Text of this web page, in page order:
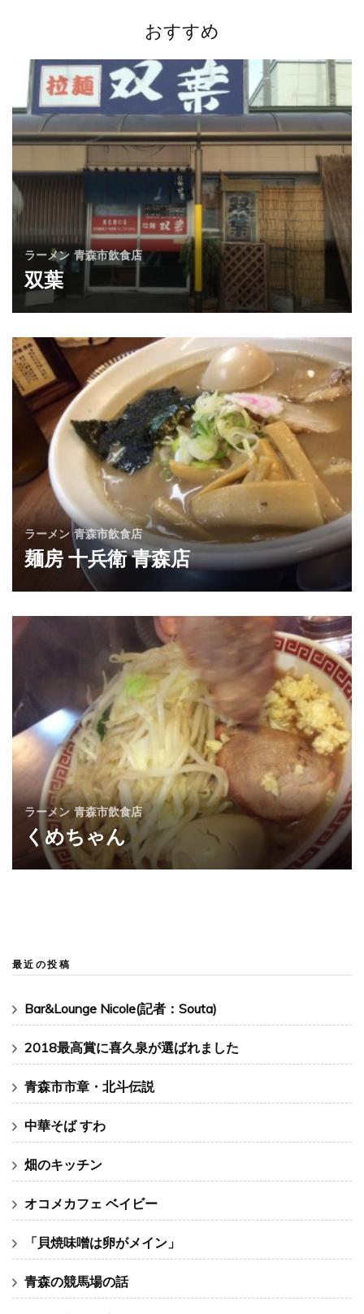
ョ
ン
おすすめ
ラーメン 青森市飲食店
双葉
ラーメン 青森市飲食店
麺房 十兵衛 青森店
ラーメン 青森市飲食店
くめちゃん
最近の投稿
Bar&Lounge Nicole(記者：Souta)
2018最高賞に喜久泉が選ばれました
青森市市章・北斗伝説
中華そば すわ
畑のキッチン
オコメカフェ ベイビー
「貝焼味噌は卵がメイン」
青森の競馬場の話